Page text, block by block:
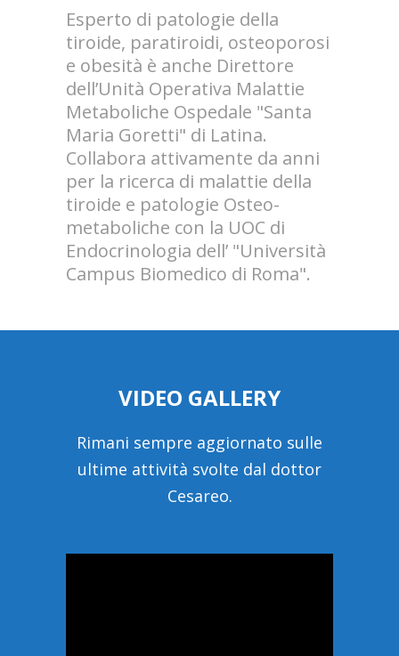
Esperto di patologie della
tiroide, paratiroidi, osteoporosi
e obesità è anche Direttore
dell’Unità Operativa Malattie
Metaboliche Ospedale "Santa
Maria Goretti" di Latina.
Collabora attivamente da anni
per la ricerca di malattie della
tiroide e patologie Osteo-
metaboliche con la UOC di
Endocrinologia dell’ "Università
Campus Biomedico di Roma".
VIDEO GALLERY
Rimani sempre aggiornato sulle
ultime attività svolte dal dottor
Cesareo.